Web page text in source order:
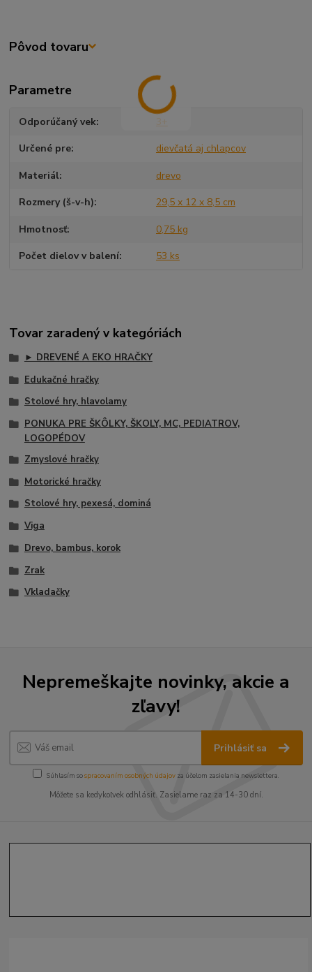
Pôvod tovaru
Parametre
Odporúčaný vek 3+
Určené pre dievčatá aj chlapcov
Materiál drevo
Rozmery (š-v-h) 29,5 x 12 x 8,5 cm
Hmotnosť 0,75 kg
Počet dielov v balení 53 ks
Tovar zaradený v kategóriách
► DREVENÉ A EKO HRAČKY
Edukačné hračky
Stolové hry, hlavolamy
PONUKA PRE ŠKÔLKY, ŠKOLY, MC, PEDIATROV,
LOGOPÉDOV
Zmyslové hračky
Motorické hračky
Stolové hry, pexesá, dominá
Viga
Drevo, bambus, korok
Zrak
Vkladačky
Nepremeškajte novinky, akcie a
zľavy!
Prihlásiť sa
Súhlasím sospracovaním osobných údajov za účelom zasielania newslettera.
Môžete sa kedykoľvek odhlásiť. Zasielame raz za 14-30 dní.